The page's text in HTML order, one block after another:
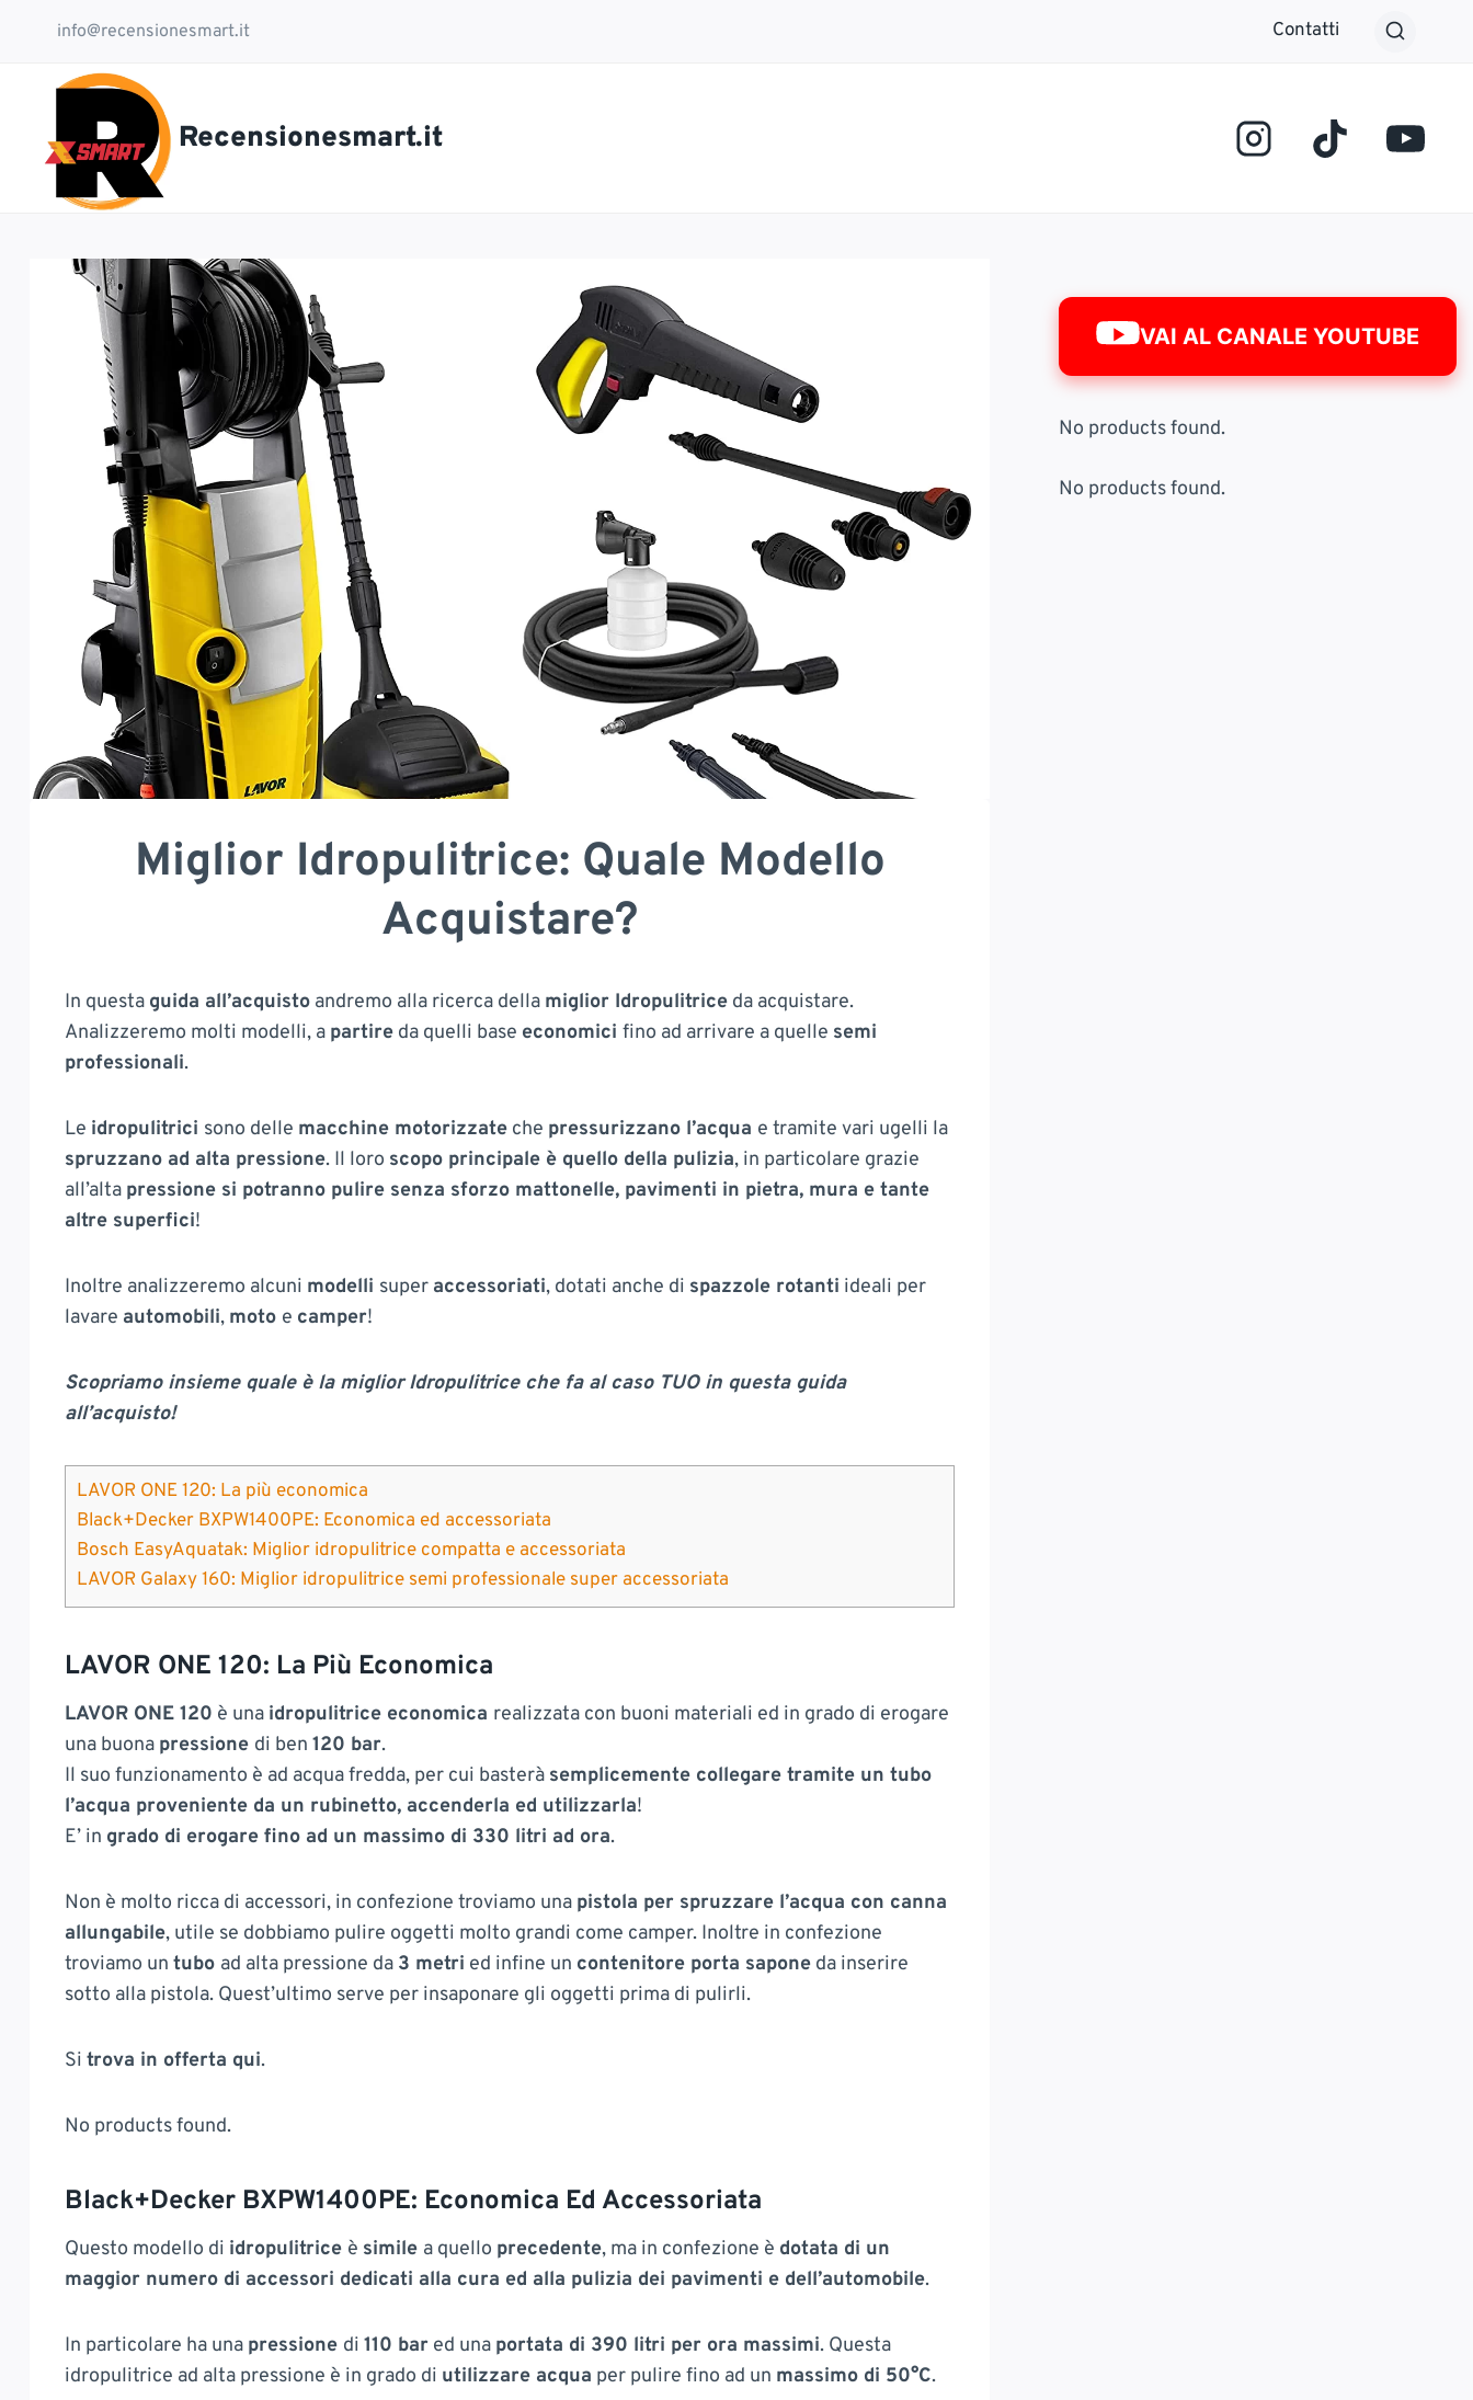
contenuto
info@recensionesmart.it Contatti
Recensionesmart.it
Miglior Idropulitrice: Quale Modello
Acquistare?
In questa guida all’acquisto andremo alla ricerca della miglior Idropulitrice da acquistare.
Analizzeremo molti modelli, a partire da quelli base economici fino ad arrivare a quelle semi
professionali.
Le idropulitrici sono delle macchine motorizzate che pressurizzano l’acqua e tramite vari ugelli la
spruzzano ad alta pressione. Il loro scopo principale è quello della pulizia, in particolare grazie
all’alta pressione si potranno pulire senza sforzo mattonelle, pavimenti in pietra, mura e tante
altre superfici!
Inoltre analizzeremo alcuni modelli super accessoriati, dotati anche di spazzole rotanti ideali per
lavare automobili, moto e camper!
Scopriamo insieme quale è la miglior Idropulitrice che fa al caso TUO in questa guida
all’acquisto!
LAVOR ONE 120: La più economica
Black+Decker BXPW1400PE: Economica ed accessoriata
Bosch EasyAquatak: Miglior idropulitrice compatta e accessoriata
LAVOR Galaxy 160: Miglior idropulitrice semi professionale super accessoriata
LAVOR ONE 120: La Più Economica
LAVOR ONE 120 è una idropulitrice economica realizzata con buoni materiali ed in grado di erogare
una buona pressione di ben 120 bar.
Il suo funzionamento è ad acqua fredda, per cui basterà semplicemente collegare tramite un tubo
l’acqua proveniente da un rubinetto, accenderla ed utilizzarla!
E’ in grado di erogare fino ad un massimo di 330 litri ad ora.
Non è molto ricca di accessori, in confezione troviamo una pistola per spruzzare l’acqua con canna
allungabile, utile se dobbiamo pulire oggetti molto grandi come camper. Inoltre in confezione
troviamo un tubo ad alta pressione da 3 metri ed infine un contenitore porta sapone da inserire
sotto alla pistola. Quest’ultimo serve per insaponare gli oggetti prima di pulirli.
Si trova in offerta qui.
No products found.
Black+Decker BXPW1400PE: Economica Ed Accessoriata
Questo modello di idropulitrice è simile a quello precedente, ma in confezione è dotata di un
maggior numero di accessori dedicati alla cura ed alla pulizia dei pavimenti e dell’automobile.
In particolare ha una pressione di 110 bar ed una portata di 390 litri per ora massimi. Questa
idropulitrice ad alta pressione è in grado di utilizzare acqua per pulire fino ad un massimo di 50°C.
VAI AL CANALE YOUTUBE
No products found.
No products found.